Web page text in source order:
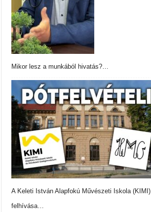
Mikor lesz a munkából hivatás?…
A Keleti István Alapfokú Művészeti Iskola (KIMI)
felhívása…